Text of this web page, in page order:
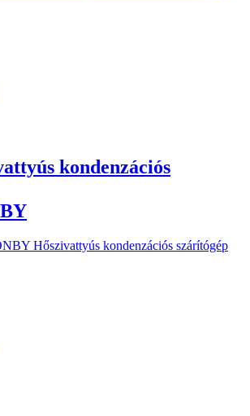
kondenzációs